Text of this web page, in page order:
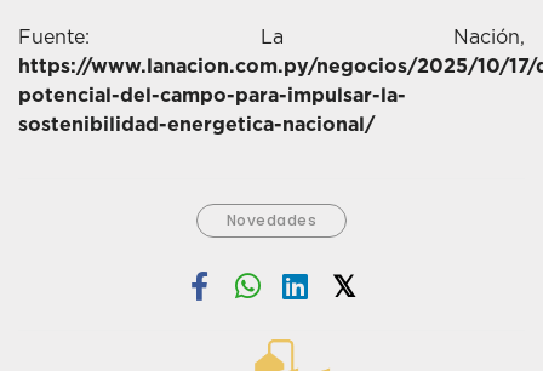
Fuente: La Nación,
https://www.lanacion.com.py/negocios/2025/10/17/
potencial-del-campo-para-impulsar-la-
sostenibilidad-energetica-nacional/
Novedades